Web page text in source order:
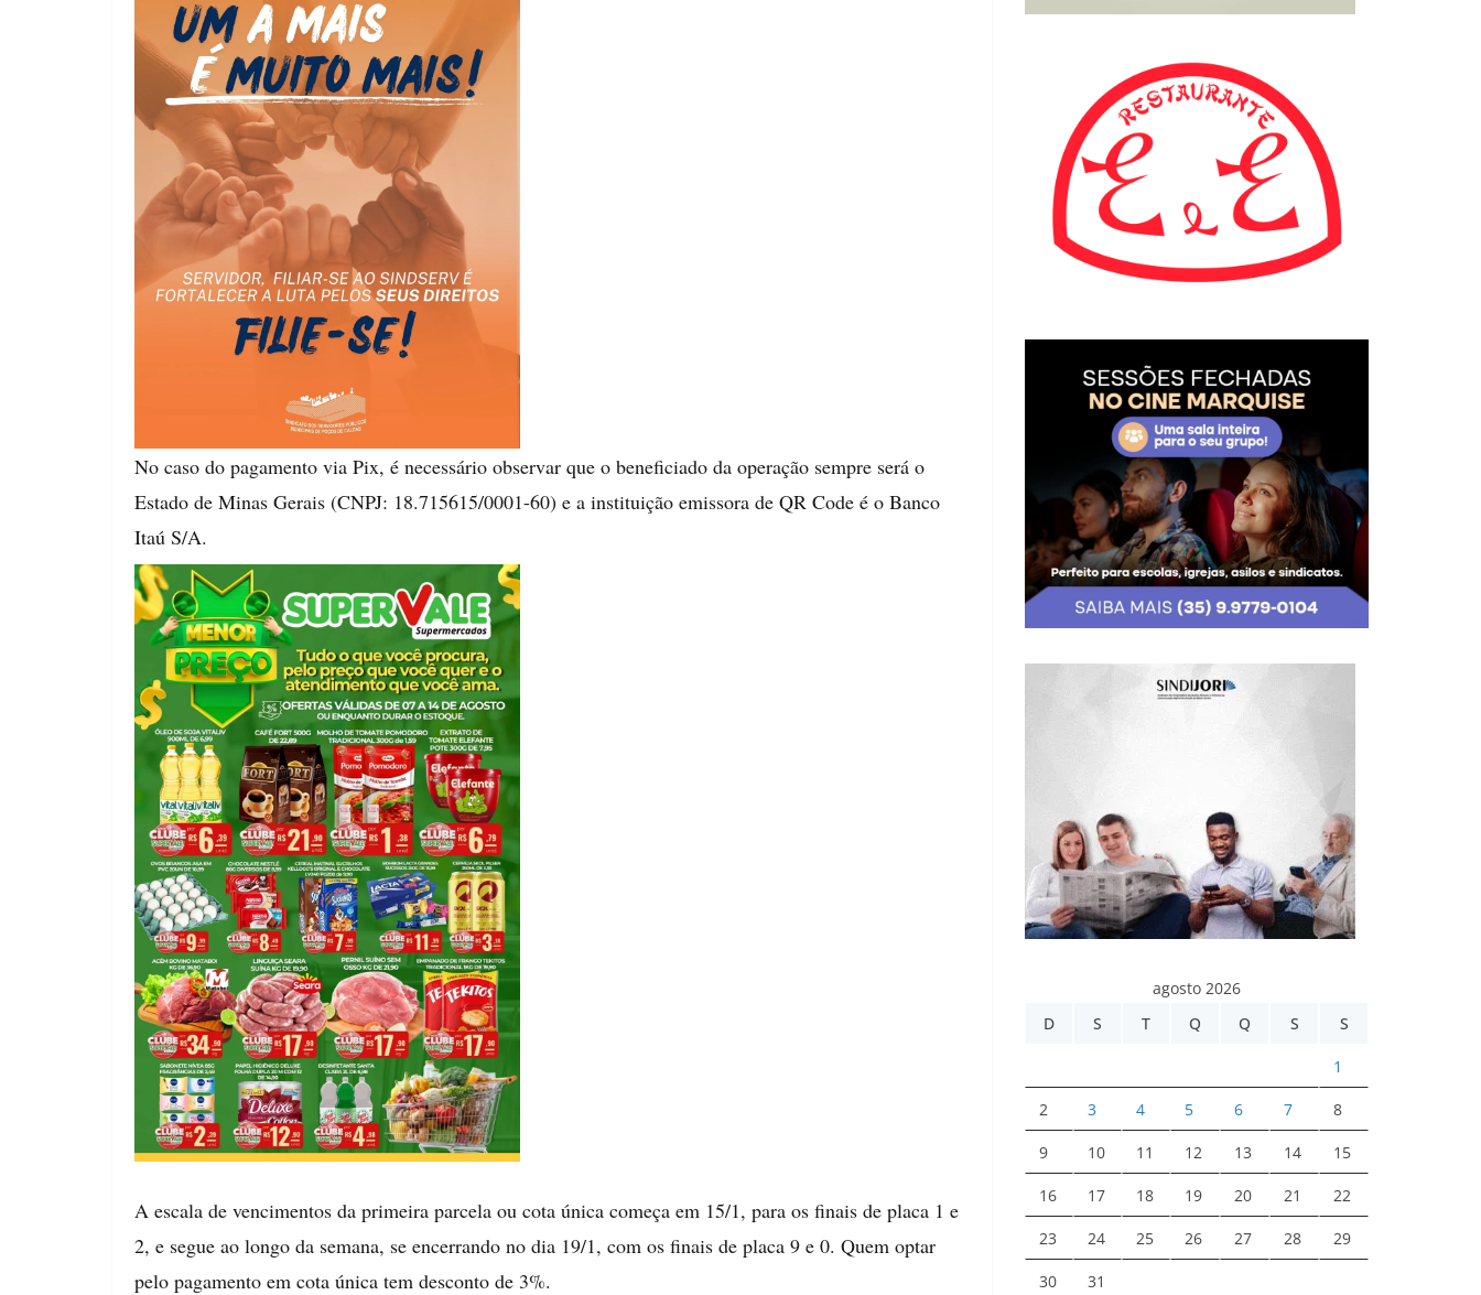
No caso do pagamento via Pix, é necessário observar que o beneficiado da operação sempre será o
Estado de Minas Gerais (CNPJ: 18.715615/0001-60) e a instituição emissora de QR Code é o Banco
Itaú S/A.
A escala de vencimentos da primeira parcela ou cota única começa em 15/1, para os finais de placa 1 e
2, e segue ao longo da semana, se encerrando no dia 19/1, com os finais de placa 9 e 0. Quem optar
pelo pagamento em cota única tem desconto de 3%.
agosto 2026
D
S T Q Q S S
1
2 3 4 5 6 7 8
9 10 11 12 13 14 15
16 17 18 19 20 21 22
23 24 25 26 27 28 29
30 31